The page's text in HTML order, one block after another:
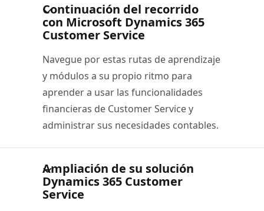
Continuación del recorrido
con Microsoft Dynamics 365
Customer Service
Navegue por estas rutas de aprendizaje
y módulos a su propio ritmo para
aprender a usar las funcionalidades
financieras de Customer Service y
administrar sus necesidades contables.
Ampliación de su solución
Dynamics 365 Customer
Service